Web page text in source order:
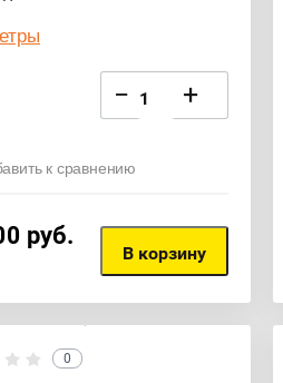
− +
к сравнению
руб.
В корзину
0